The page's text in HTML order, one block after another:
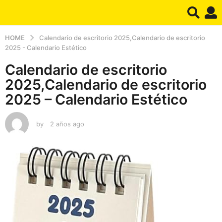
HOME
Calendario de escritorio 2025,Calendario de escritorio
2025 - Calendario Estético
Calendario de escritorio
2025,Calendario de escritorio
2025 – Calendario Estético
by 2 años ago
o
s
a
g
o